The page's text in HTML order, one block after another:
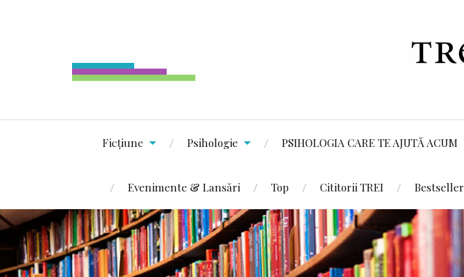
Ficțiune Psihologie PSIHOLOGIA CARE TE AJUTĂ ACUM
Evenimente & Lansări Top Cititorii TREI Bestseller